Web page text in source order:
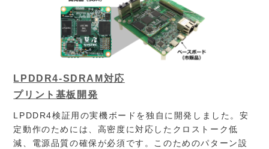
LPDDR4-SDRAM対応
プリント基板開発
LPDDR4検証用の実機ボードを独自に開発しました。安
定動作のためには、高密度に対応したクロストーク低
減、電源品質の確保が必須です。このためのパターン設